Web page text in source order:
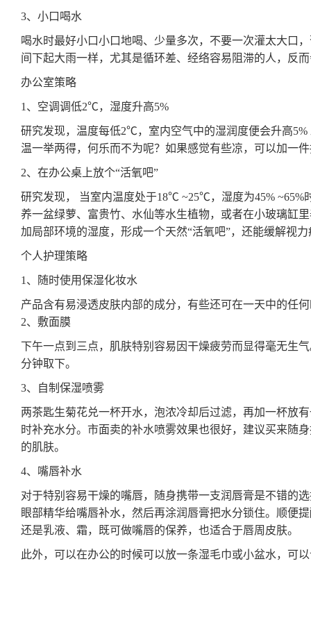
3、小口喝水
喝水时最好小口小口地喝、少量多次，不要一次灌太大口
间下起大雨一样，尤其是循环差、经络容易阻滞的人，反
办公室策略
1、空调调低2℃，湿度升高5%
研究发现，温度每低2℃，室内空气中的湿润度便会升高
温一举两得，何乐而不为呢？如果感觉有些凉，可以加一
2、在办公桌上放个“活氧吧”
研究发现， 当室内温度处于18℃ ~25℃，湿度为45%
养一盆绿萝、富贵竹、水仙等水生植物，或者在小玻璃缸
加局部环境的湿度，形成一个天然“活氧吧”，还能缓解视
个人护理策略
1、随时使用保湿化妆水
产品含有易浸透皮肤内部的成分，有些还可在一天中的任
2、敷面膜
下午一点到三点，肌肤特别容易因干燥疲劳而显得毫无生
分钟取下。
3、自制保湿喷雾
两茶匙生菊花兑一杯开水，泡浓冷却后过滤，再加一杯放
时补充水分。市面卖的补水喷雾效果也很好，建议买来随
的肌肤。
4、嘴唇补水
对于特别容易干燥的嘴唇，随身携带一支润唇膏是不错的
眼部精华给嘴唇补水，然后再涂润唇膏把水分锁住。顺便
还是乳液、霜，既可做嘴唇的保养，也适合于唇周皮肤。
此外，可以在办公的时候可以放一条湿毛巾或小盆水，可